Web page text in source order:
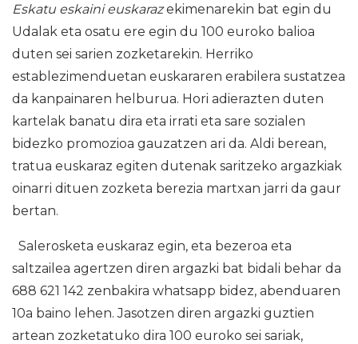
Eskatu eskaini euskarazekimenarekin bat egin du
Udalak eta osatu ere egin du 100 euroko balioa
duten sei sarien zozketarekin. Herriko
establezimenduetan euskararen erabilera sustatzea
da kanpainaren helburua. Hori adierazten duten
kartelak banatu dira eta irrati eta sare sozialen
bidezko promozioa gauzatzen ari da. Aldi berean,
tratua euskaraz egiten dutenak saritzeko argazkiak
oinarri dituen zozketa berezia martxan jarri da gaur
bertan.
Salerosketa euskaraz egin, eta bezeroa eta
saltzailea agertzen diren argazki bat bidali behar da
688 621 142 zenbakira whatsapp bidez, abenduaren
10a baino lehen. Jasotzen diren argazki guztien
artean zozketatuko dira 100 euroko sei sariak,